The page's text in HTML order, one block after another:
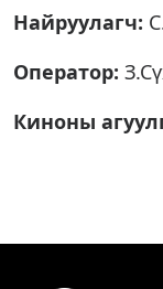
Найруулагч:
Оператор:
Киноны